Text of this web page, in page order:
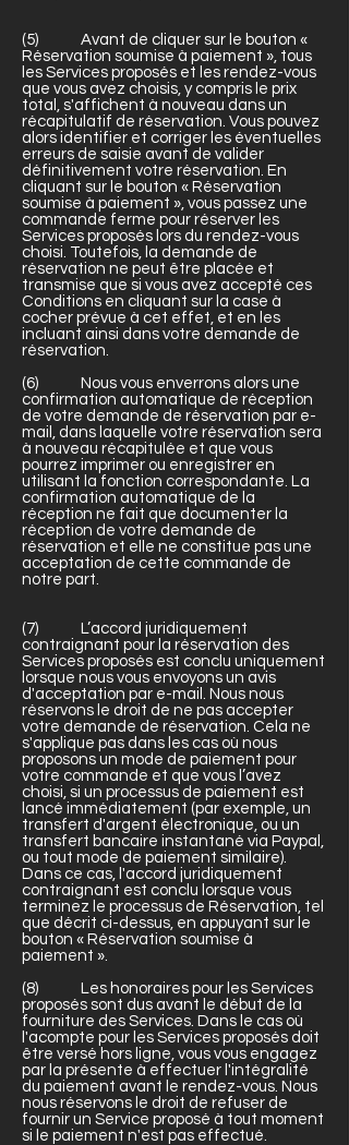
(5) Avant de cliquer sur le bouton «
Réservation soumise à paiement », tous
les Services proposés et les rendez-vous
que vous avez choisis, y compris le prix
total, s'affichent à nouveau dans un
récapitulatif de réservation. Vous pouvez
alors identifier et corriger les éventuelles
erreurs de saisie avant de valider
définitivement votre réservation. En
cliquant sur le bouton « Réservation
soumise à paiement », vous passez une
commande ferme pour réserver les
Services proposés lors du rendez-vous
choisi. Toutefois, la demande de
réservation ne peut être placée et
transmise que si vous avez accepté ces
Conditions en cliquant sur la case à
cocher prévue à cet effet, et en les
incluant ainsi dans votre demande de
réservation.
(6) Nous vous enverrons alors une
confirmation automatique de réception
de votre demande de réservation par e-
mail, dans laquelle votre réservation sera
à nouveau récapitulée et que vous
pourrez imprimer ou enregistrer en
utilisant la fonction correspondante. La
confirmation automatique de la
réception ne fait que documenter la
réception de votre demande de
réservation et elle ne constitue pas une
acceptation de cette commande de
notre part.
(7) L’accord juridiquement
contraignant pour la réservation des
Services proposés est conclu uniquement
lorsque nous vous envoyons un avis
d'acceptation par e-mail. Nous nous
réservons le droit de ne pas accepter
votre demande de réservation. Cela ne
s'applique pas dans les cas où nous
proposons un mode de paiement pour
votre commande et que vous l’avez
choisi, si un processus de paiement est
lancé immédiatement (par exemple, un
transfert d'argent électronique, ou un
transfert bancaire instantané via Paypal,
ou tout mode de paiement similaire).
Dans ce cas, l'accord juridiquement
contraignant est conclu lorsque vous
terminez le processus de Réservation, tel
que décrit ci-dessus, en appuyant sur le
bouton « Réservation soumise à
paiement ».
(8) Les honoraires pour les Services
proposés sont dus avant le début de la
fourniture des Services. Dans le cas où
l'acompte pour les Services proposés doit
être versé hors ligne, vous vous engagez
par la présente à effectuer l'intégralité
du paiement avant le rendez-vous. Nous
nous réservons le droit de refuser de
fournir un Service proposé à tout moment
si le paiement n'est pas effectué.